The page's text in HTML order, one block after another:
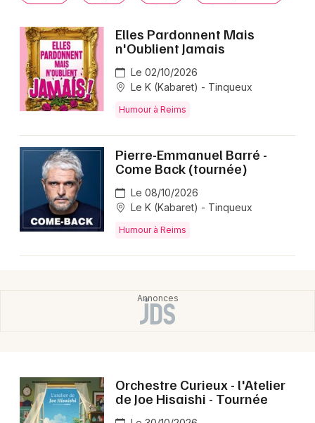
Manifestations
Foires & salons
Concerts
Sports
Soirées
Sorties famille
Spectacles en Champagne-Ardenne
Marseille
Mulhouse
Montpellier
Paris
Strasbourg
Elles Pardonnent Mais
n'Oublient Jamais
Le 02/10/2026
Le K (Kabaret) - Tinqueux
Humour à Reims
Pierre-Emmanuel Barré -
Come Back (tournée)
Le 08/10/2026
Le K (Kabaret) - Tinqueux
Humour à Reims
Orchestre Curieux - l'Atelier
de Joe Hisaishi - Tournée